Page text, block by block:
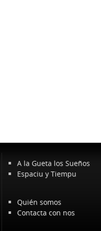
A la Gueta los Sueños
Espaciu y Tiempu
Quién somos
Contacta con nos